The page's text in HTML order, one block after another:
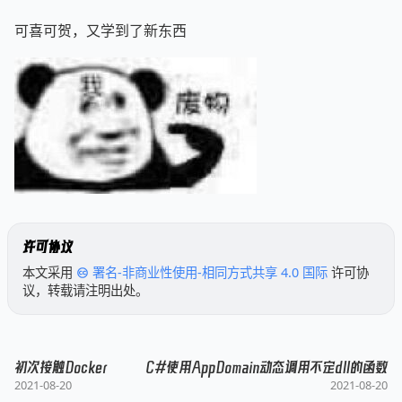
可喜可贺，又学到了新东西
许可协议
本文采用 署名-非商业性使用-相同方式共享 4.0 国际 许可协
议，转载请注明出处。
初次接触Docker
2021-08-20
C#使用AppDomain动态调用不定dll的函数
2021-08-20